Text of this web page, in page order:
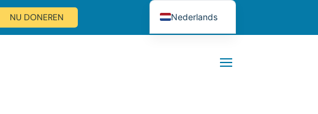
NU DONEREN
Nederlands
English (UK)